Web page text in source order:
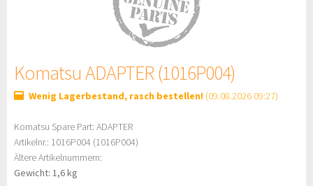
Komatsu ADAPTER (1016P004)
Wenig Lagerbestand, rasch bestellen! (09.08.2026 09:27)
Komatsu Spare Part: ADAPTER
Artikelnr.: 1016P004 (1016P004)
Ältere Artikelnummern:
Gewicht: 1,6 kg